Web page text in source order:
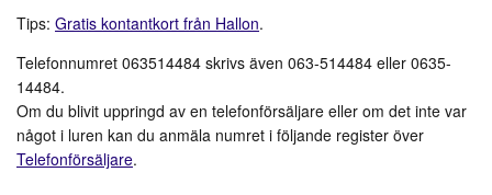
Tips: Gratis kontantkort från Hallon.
Telefonnumret 063514484 skrivs även 063-514484 eller 0635-
14484.
Om du blivit uppringd av en telefonförsäljare eller om det inte var
något i luren kan du anmäla numret i följande register över
Telefonförsäljare.